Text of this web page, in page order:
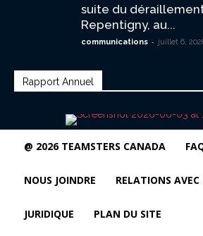
suite du
Repentigny, au...
communications - juillet 6,
Rapport Annuel
@ 2026 TEAMSTERS CANADA
NOUS JOINDRE RELATIONS AVEC
JURIDIQUE PLAN DU SITE